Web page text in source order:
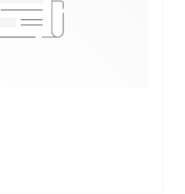
UNE NOUVELLE FENÊTRE))